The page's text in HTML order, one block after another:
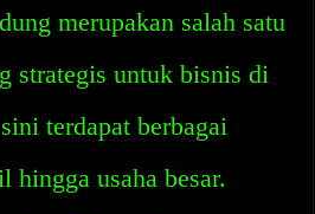
merupakan salah satu
strategis untuk bisnis di
terdapat berbagai
hingga usaha besar.